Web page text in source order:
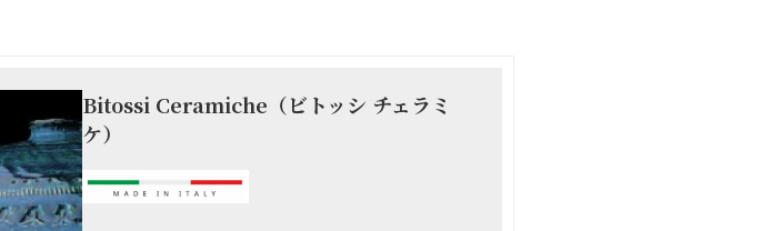
Bitossi Ceramiche（ビトッシ チェラミ
ケ）